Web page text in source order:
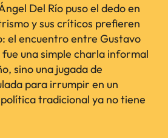
Del Río puso el dedo en
y sus críticos prefieren
el encuentro entre Gustavo
una simple charla informal
sino una jugada de
para irrumpir en un
tradicional ya no tiene